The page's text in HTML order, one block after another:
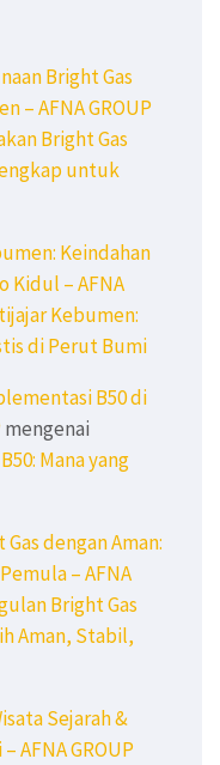
Bright Gas
– AFNA GROUP
Bright Gas
untuk
Keindahan
Kidul – AFNA
Kebumen:
di Perut Bumi
B50 di
mengenai
Mana yang
dengan Aman:
– AFNA
Bright Gas
Aman, Stabil,
Sejarah &
AFNA GROUP